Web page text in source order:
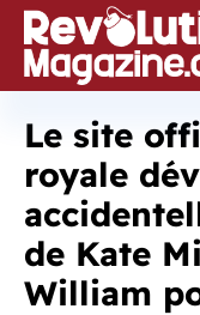
Aller
au
contenu
Le site
royale
de Kate
William